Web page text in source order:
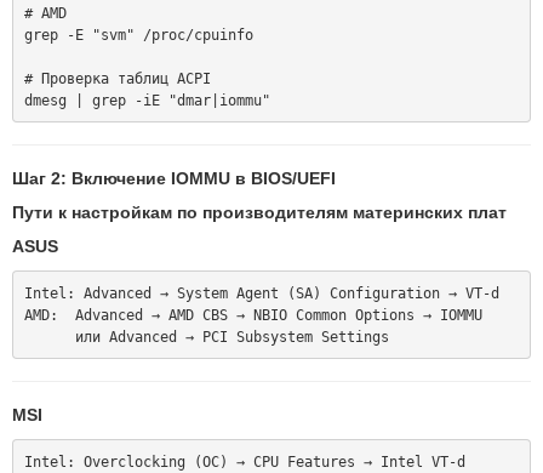
# AMD
grep -E "svm" /proc/cpuinfo
# Проверка таблиц ACPI
Шаг 2: Включение IOMMU в BIOS/UEFI
Пути к настройкам по производителям материнских плат
ASUS
Intel: Advanced → System Agent (SA) Configuration → VT-d
AMD:  Advanced → AMD CBS → NBIO Common Options → IOMMU
MSI
Intel: Overclocking (OC) → CPU Features → Intel VT-d